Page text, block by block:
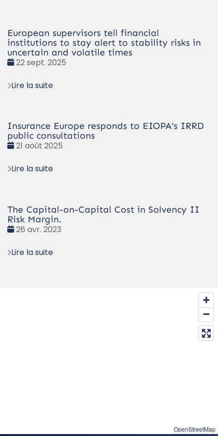
European supervisors tell financial
institutions to stay alert to stability risks in
uncertain and volatile times
Date
22 sept. 2025
Lire la suite
Insurance Europe responds to EIOPA's IRRD
public consultations
Date
21 août 2025
Lire la suite
The Capital-on-Capital Cost in Solvency II
Risk Margin.
Date
26 avr. 2023
Lire la suite
OpenStreetMap